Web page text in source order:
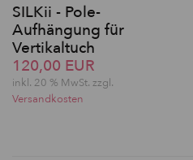
SILKii - Pole-
Aufhängung für
Vertikaltuch
120,00 EUR
inkl. 20 % MwSt. zzgl.
Versandkosten